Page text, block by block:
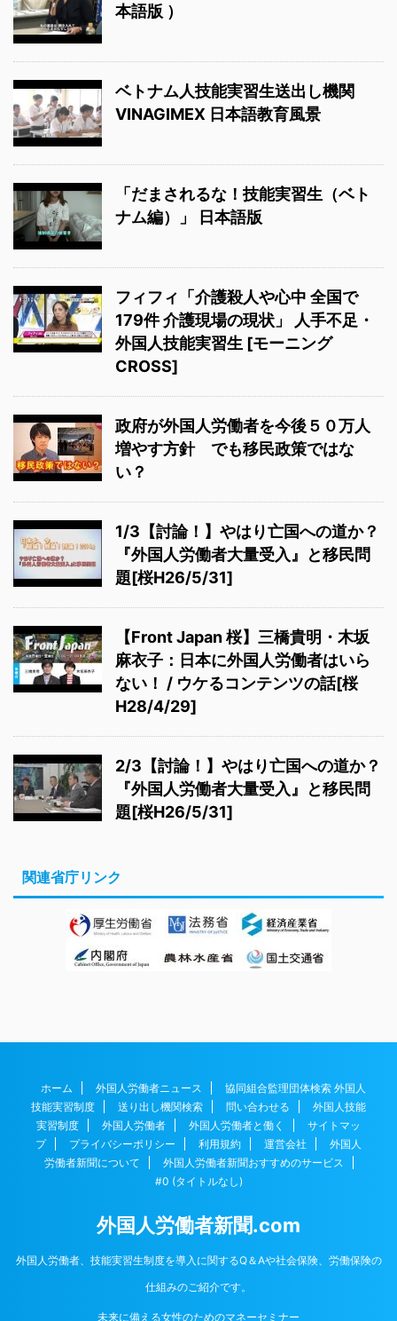
本語版 ）
ベトナム人技能実習生送出し機関
VINAGIMEX 日本語教育風景
「だまされるな！技能実習生（ベト
ナム編）」 日本語版
フィフィ「介護殺人や心中 全国で
179件 介護現場の現状」 人手不足・
外国人技能実習生 [モーニング
CROSS]
政府が外国人労働者を今後５０万人
増やす方針 でも移民政策ではな
い？
1/3【討論！】やはり亡国への道か？
『外国人労働者大量受入』と移民問
題[桜H26/5/31]
【Front Japan 桜】三橋貴明・木坂
麻衣子：日本に外国人労働者はいら
ない！ / ウケるコンテンツの話[桜
H28/4/29]
2/3【討論！】やはり亡国への道か？
『外国人労働者大量受入』と移民問
題[桜H26/5/31]
関連省庁リンク
ホーム 外国人労働者ニュース
協同組合監理団体検索 外国人
技能実習制度
送り出し機関検索 問い合わせる
外国人技能
実習制度
外国人労働者 外国人労働者と働く
サイトマッ
プ
プライバシーポリシー 利用規約 運営会社
外国人
労働者新聞について
外国人労働者新聞おすすめのサービス
#0 (タイトルなし)
外国人労働者新聞.com
外国人労働者、技能実習生制度を導入に関するQ＆Aや社会保険、労働保険の
仕組みのご紹介です。
未来に備える女性のためのマネーセミナー